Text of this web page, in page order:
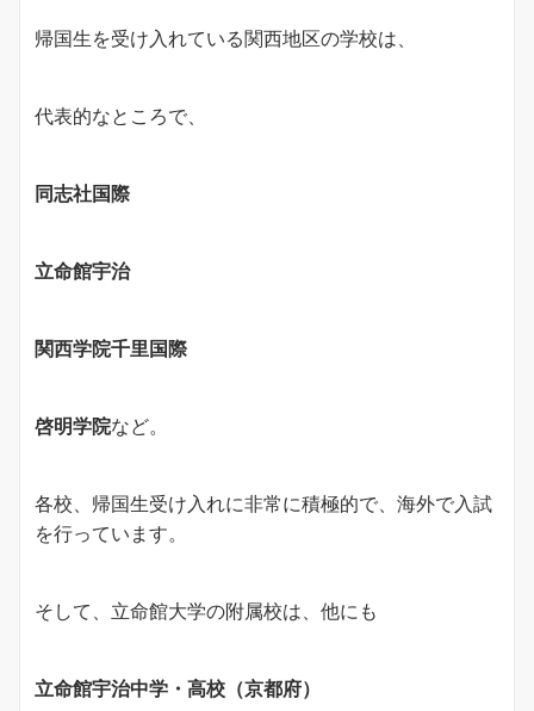
帰国生を受け入れている関西地区の学校は、
代表的なところで、
同志社国際
立命館宇治
関西学院千里国際
啓明学院など。
各校、帰国生受け入れに非常に積極的で、海外で入試
を行っています。
そして、立命館大学の附属校は、他にも
立命館宇治中学・高校（京都府）